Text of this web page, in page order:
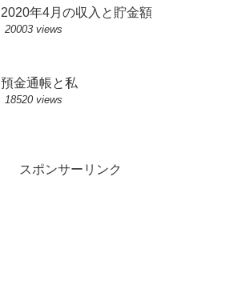
2020年4月の収入と貯金額
20003 views
預金通帳と私
18520 views
スポンサーリンク